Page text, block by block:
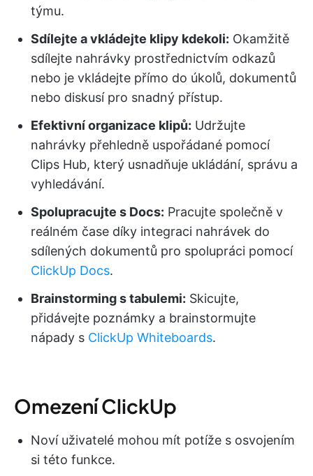
týmu.
Sdílejte a vkládejte klipy kdekoli: Okamžitě
sdílejte nahrávky prostřednictvím odkazů
nebo je vkládejte přímo do úkolů, dokumentů
nebo diskusí pro snadný přístup.
Efektivní organizace klipů: Udržujte
nahrávky přehledně uspořádané pomocí
Clips Hub, který usnadňuje ukládání, správu a
vyhledávání.
Spolupracujte s Docs: Pracujte společně v
reálném čase díky integraci nahrávek do
sdílených dokumentů pro spolupráci pomocí
ClickUp Docs.
Brainstorming s tabulemi: Skicujte,
přidávejte poznámky a brainstormujte
nápady s ClickUp Whiteboards.
Omezení ClickUp
Noví uživatelé mohou mít potíže s osvojením
si této funkce.